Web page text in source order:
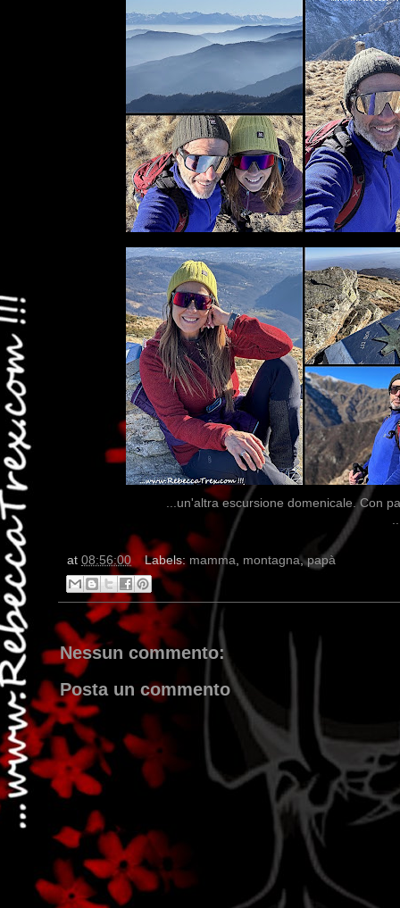
...un'altra escursione domenicale. Con
at 08:56:00 Labels: mamma, montagna,papà
Nessun commento:
Posta un commento